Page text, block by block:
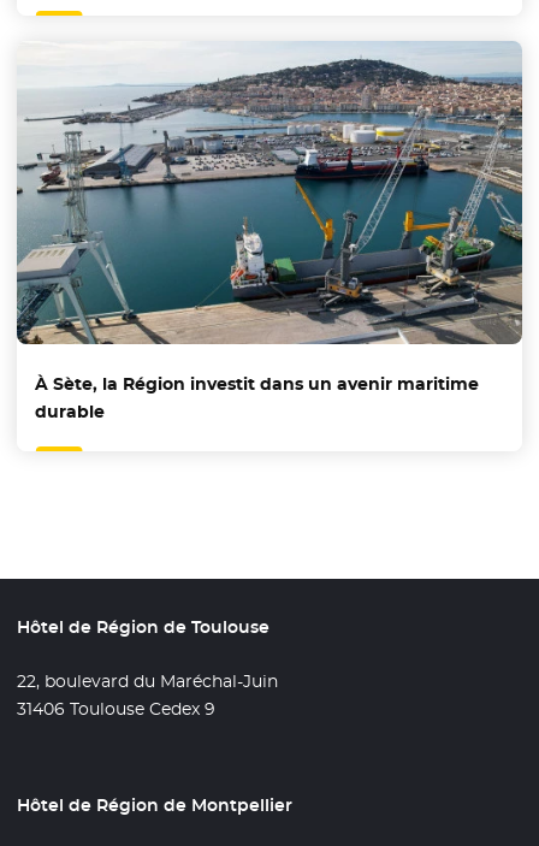
À Sète, la Région investit dans un avenir maritime
durable
Hôtel de Région de Toulouse
22, boulevard du Maréchal-Juin
31406 Toulouse Cedex 9
Hôtel de Région de Montpellier